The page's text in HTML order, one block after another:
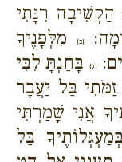
רִנָּתִי
{ב}
מִלְּפָנֶיךָ
{ג}
בָּחַנְתָּ לִבִּי
בַּל יַעֲבָר
אֲנִי שָׁמַרְתִּי
בַּל